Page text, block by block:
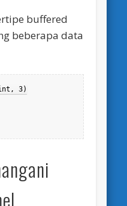
buffered
beberapa data
int, 3)